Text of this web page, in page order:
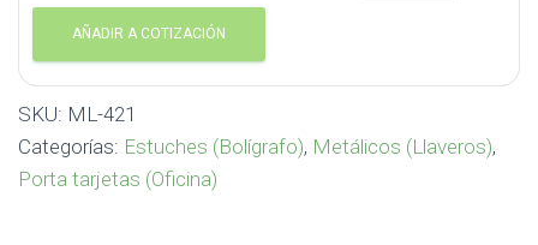
AÑADIR A COTIZACIÓN
SKU: ML-421
Categorías: Estuches (Bolígrafo), Metálicos (Llaveros),
Porta tarjetas (Oficina)